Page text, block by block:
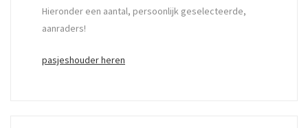
Hieronder een aantal, persoonlijk geselecteerde,
aanraders!
pasjeshouder heren